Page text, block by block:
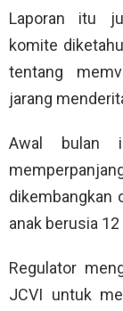
Laporan itu
komite
tentang
jarang
Awal bulan
dikembangkan
anak berusia
Regulator
JCVI untuk